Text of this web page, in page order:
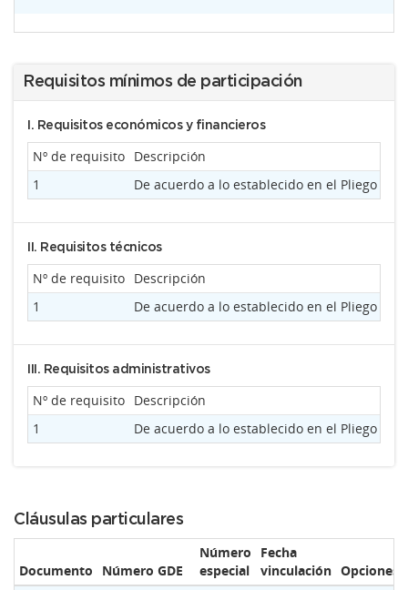
Requisitos mínimos de participación
I. Requisitos económicos y financieros
Nº de requisito Descripción
1
De acuerdo a lo establecido en el Pliego de
II. Requisitos técnicos
Nº de requisito Descripción
1
De acuerdo a lo establecido en el Pliego de
III. Requisitos administrativos
Nº de requisito Descripción
1
De acuerdo a lo establecido en el Pliego de
Cláusulas particulares
Documento Número GDE
Número
especial
Fecha
vinculación Opciones